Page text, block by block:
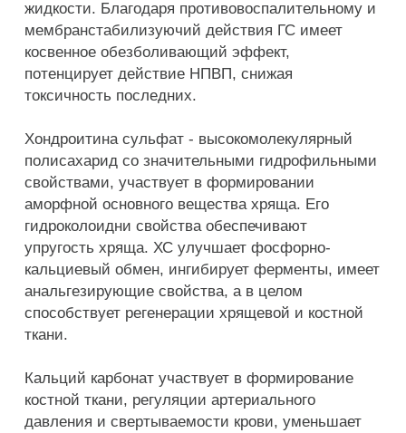
жидкости. Благодаря противовоспалительному и
мембранстабилизуючий действия ГС имеет
косвенное обезболивающий эффект,
потенцирует действие НПВП, снижая
токсичность последних.
Хондроитина сульфат - высокомолекулярный
полисахарид со значительными гидрофильными
свойствами, участвует в формировании
аморфной основного вещества хряща. Его
гидроколоидни свойства обеспечивают
упругость хряща. ХС улучшает фосфорно-
кальциевый обмен, ингибирует ферменты, имеет
анальгезирующие свойства, а в целом
способствует регенерации хрящевой и костной
ткани.
Кальций карбонат участвует в формирование
костной ткани, регуляции артериального
давления и свертываемости крови, уменьшает